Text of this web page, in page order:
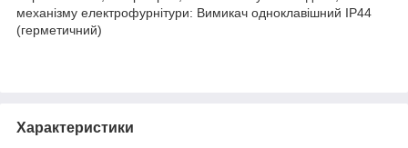
механізму електрофурнітури: Вимикач одноклавішний IP44
(герметичний)
Характеристики